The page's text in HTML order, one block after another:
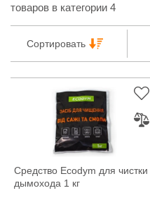
товаров в категории 4
Сортировать
Средство Ecodym для чистки
дымохода 1 кг